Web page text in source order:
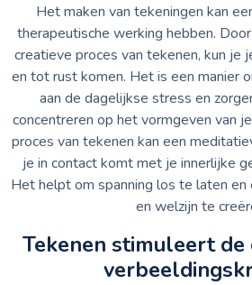
Het maken van tekeningen kan
therapeutische werking hebben.
creatieve proces van tekenen, kun je
en tot rust komen. Het is een manier
aan de dagelijkse stress en
concentreren op het vormgeven van
proces van tekenen kan een
je in contact komt met je innerlijke
Het helpt om spanning los te laten
en welzijn te
Tekenen stimuleert de